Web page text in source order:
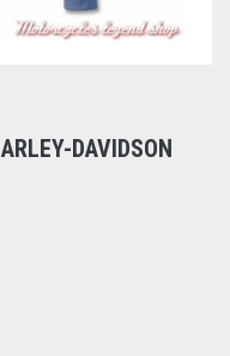
DAVIDSON